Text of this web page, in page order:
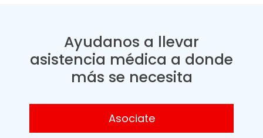
Ayudanos a llevar
asistencia médica a donde
más se necesita
Asociate